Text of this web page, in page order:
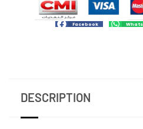
Facebook
DESCRIPTION